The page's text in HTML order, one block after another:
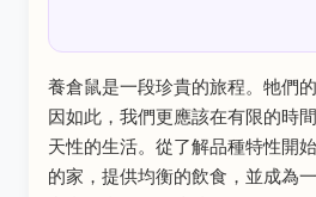
養倉鼠是一段珍貴的旅程。牠們
因如此，我們更應該在有限的時
天性的生活。從了解品種特性開
的家，提供均衡的飲食，並成為